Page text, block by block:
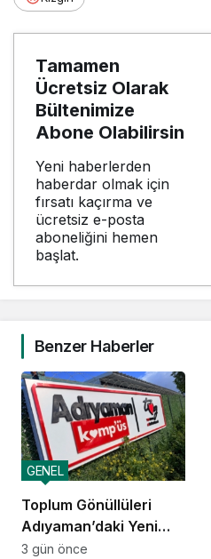
Tamamen
Ücretsiz Olarak
Bültenimize
Abone Olabilirsin
Yeni haberlerden
haberdar olmak için
fırsatı kaçırma ve
ücretsiz e-posta
aboneliğini hemen
başlat.
Benzer Haberler
Toplum Gönüllüleri
Adıyaman’daki Yeni
Kamp’üs’te yılda 2.000
GENEL
3 gün önce